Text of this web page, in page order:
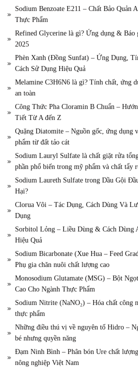
Sodium Benzoate E211 – Chất Bảo Quản
Thực Phẩm
Refined Glycerine là gì? Ứng dụng & Báo
2025
Phèn Xanh (Đồng Sunfat) – Ứng Dụng,
Cách Sử Dụng Hiệu Quả
Melamine C3H6N6 là gì? Tính chất, ứng
an toàn
Công Thức Pha Cloramin B Chuẩn –
Tiết Từ A đến Z
Quặng Diatomite – Nguồn gốc, ứng dụng
phẩm từ đất tảo cát
Sodium Lauryl Sulfate là chất giặt rửa
phần phổ biến trong mỹ phẩm và chất tẩy
Sodium Laureth Sulfate trong Dầu Gội
Hại?
Clorua Vôi – Tác Dụng, Cách Dùng Và
Dụng
Sorbitol Lỏng – Liều Dùng & Cách Dùng
Hiệu Quả
Sodium Bicarbonate (Xue Hua – Feed
Phụ gia chăn nuôi chất lượng cao
Monosodium Glutamate (MSG) – Bột
Cao Cho Ngành Thực Phẩm
Sodium Nitrite (NaNO₂) – Hóa chất công
thực phẩm
Những điều thú vị về nguyên tố Hidro –
bé nhưng quyền năng
Đạm Ninh Bình – Phân bón Ure chất
nông nghiệp Việt Nam